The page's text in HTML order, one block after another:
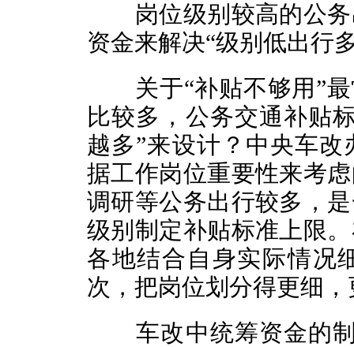
岗位级别较高的公务
资金来解决“级别低出行
关于“补贴不够用”最
比较多，公务交通补贴
越多”来设计？中央车
据工作岗位重要性来考
调研等公务出行较多，
级别制定补贴标准上限
各地结合自身实际情况
次，把岗位划分得更细
车改中统筹资金的制